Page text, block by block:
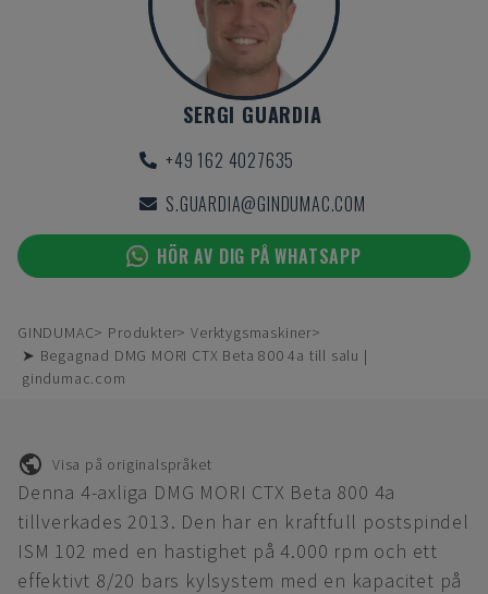
SERGI GUARDIA
+49 162 4027635
S.GUARDIA@GINDUMAC.COM
HÖR AV DIG PÅ WHATSAPP
GINDUMAC Produkter
Verktygsmaskiner
➤ Begagnad DMG MORI CTX Beta 800 4a till salu |
gindumac.com
Visa på originalspråket
Denna 4-axliga DMG MORI CTX Beta 800 4a
tillverkades 2013. Den har en kraftfull postspindel
ISM 102 med en hastighet på 4.000 rpm och ett
effektivt 8/20 bars kylsystem med en kapacitet på